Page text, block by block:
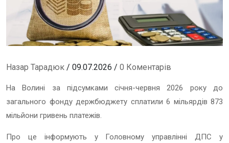
Назар Тарадюк / 09.07.2026 / 0 Коментарів
На Волині за підсумками січня-червня 2026 року до
загального фонду держбюджету сплатили 6 мільярдів 873
мільйони гривень платежів.
Про це інформують у Головному управлінні ДПС у